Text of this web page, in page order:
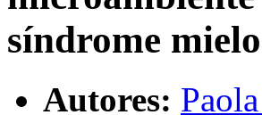
síndrome
Autores: